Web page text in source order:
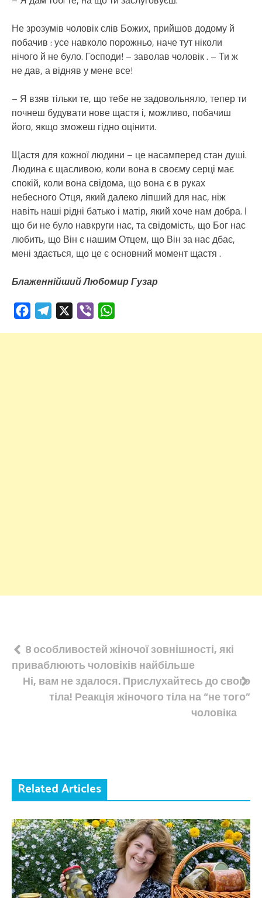
Не зрозумів чоловік слів Божих, прийшов додому й
побачив : усе навколо порожньо, наче тут ніколи
нічого й не було. Господи! – заволав чоловік . – Ти ж
не дав, а відняв у мене все!
– Я взяв тільки те, що тебе не задовольняло, тепер ти
почнеш будувати нове щастя і, можливо, побачиш
його, якщо зможеш гідно оцінити.
Щастя для кожної людини – це насамперед стан душі.
Людина є щасливою, коли вона в своєму серці має
спокій, коли вона свідома, що вона є в руках
небесного Отця, який далеко ліпший для нас, ніж
навіть наші рідні батько і матір, який хоче нам добра. І
що би не було навкруги нас, та свідомість, що Бог нас
любить, що Він є нашим Отцем, що Він за нас дбає,
мені здається, що це є основний момент щастя .
Блаженнійший Любомир Гузар
FacebookTelegram Viber
Навігація
записів
8 особливостей жіночої зовнішності, які
приваблюють чоловіків найбільше
Ні, вам не здалося. Прислухайтесь до свого
тіла! Реакція жіночого тіла на “не того”
чоловіка
Related Articles